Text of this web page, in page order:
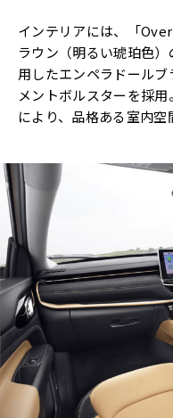
インテリアには、「
ラウン（明るい琥珀色
用したエンペラドール
メントボルスターを採
により、品格ある室内空